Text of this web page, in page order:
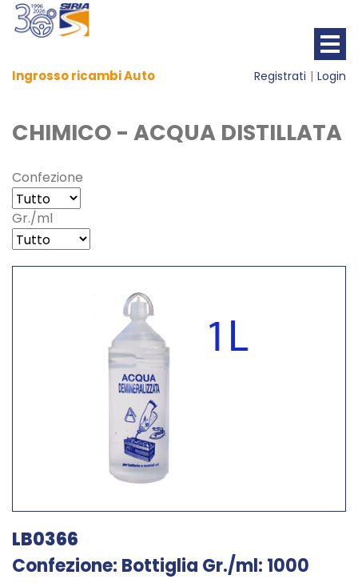
Ingrosso ricambi Auto Registrati Login
CHIMICO - ACQUA DISTILLATA
Confezione
Gr./ml
LB0366
Confezione: Bottiglia Gr./ml: 1000